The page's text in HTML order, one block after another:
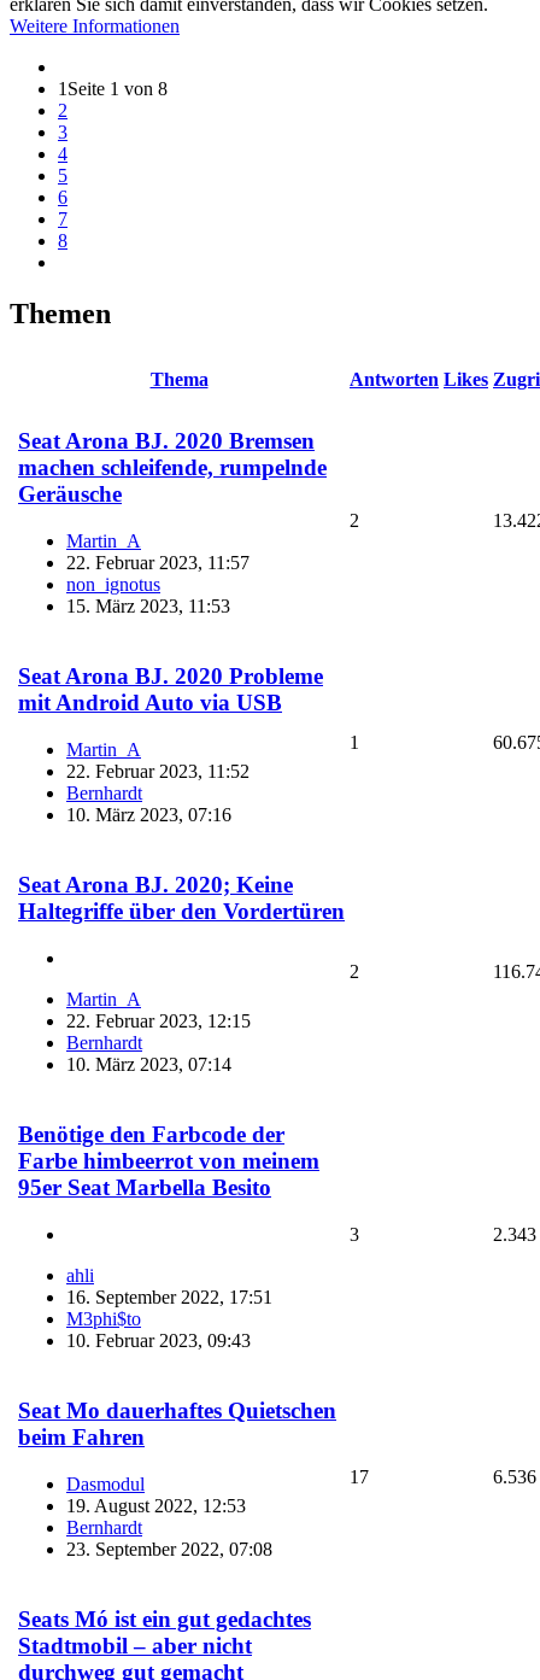
Weitere Informationen
1 Seite 1 von 8
2
3
4
5
6
7
8
Themen
Thema Antworten Likes
Seat Arona BJ. 2020 Bremsen
machen schleifende, rumpelnde
Geräusche
Martin_A
22. Februar 2023, 11:57
non_ignotus
15. März 2023, 11:53
2
Seat Arona BJ. 2020 Probleme
mit Android Auto via USB
Martin_A
22. Februar 2023, 11:52
Bernhardt
10. März 2023, 07:16
1
Seat Arona BJ. 2020; Keine
Haltegriffe über den Vordertüren
Martin_A
22. Februar 2023, 12:15
Bernhardt
10. März 2023, 07:14
2
Benötige den Farbcode der
Farbe himbeerrot von meinem
95er Seat Marbella Besito
ahli
16. September 2022, 17:51
M3phi$to
10. Februar 2023, 09:43
3 2.343
Seat Mo dauerhaftes Quietschen
beim Fahren
Dasmodul
19. August 2022, 12:53
Bernhardt
23. September 2022, 07:08
17 6.536
Seats Mó ist ein gut gedachtes
Stadtmobil – aber nicht
durchweg gut gemacht